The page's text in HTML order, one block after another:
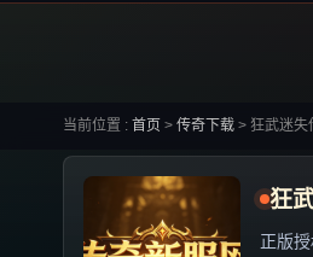
当前位置 : 首页 > 传奇下载 > 狂武迷失
狂
正版